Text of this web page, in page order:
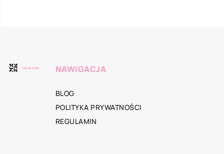
NAWIGACJA
BLOG
POLITYKA PRYWATNOŚCI
REGULAMIN